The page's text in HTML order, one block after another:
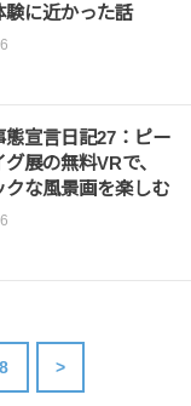
験に近かった話
態宣言日記27：ピー
展の無料VRで、
クな風景画を楽しむ
8 >